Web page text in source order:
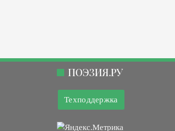
ПОЭЗИЯ.РУ
Техподдержка